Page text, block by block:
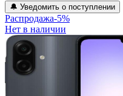
🔔 Уведомить о поступлении
Распродажа-5%
Нет в наличии